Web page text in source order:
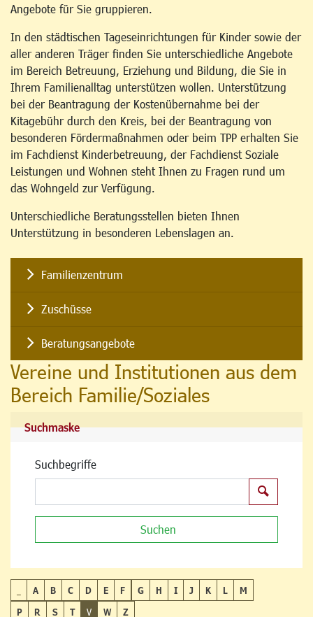
Angebote für Sie gruppieren.
In den städtischen Tageseinrichtungen für Kinder sowie der
aller anderen Träger finden Sie unterschiedliche Angebote
im Bereich Betreuung, Erziehung und Bildung, die Sie in
Ihrem Familienalltag unterstützen wollen. Unterstützung
bei der Beantragung der Kostenübernahme bei der
Kitagebühr durch den Kreis, bei der Beantragung von
besonderen Fördermaßnahmen oder beim TPP erhalten Sie
im Fachdienst Kinderbetreuung, der Fachdienst Soziale
Leistungen und Wohnen steht Ihnen zu Fragen rund um
das Wohngeld zur Verfügung.
Unterschiedliche Beratungsstellen bieten Ihnen
Unterstützung in besonderen Lebenslagen an.
Familienzentrum
Zuschüsse
Beratungsangebote
Vereine und Institutionen aus dem
Bereich Familie/Soziales
Suchmaske
Suchbegriffe
Suchen
A B C D E F G H I J K L
M
P
R S T V W Z